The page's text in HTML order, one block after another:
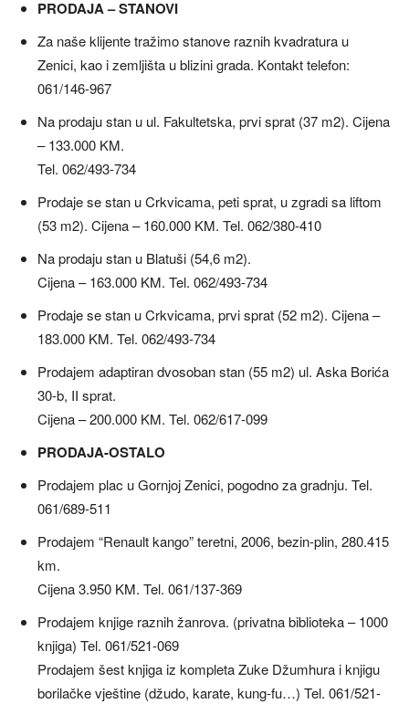
PRODAJA – STANOVI
Za naše klijente tražimo stanove raznih kvadratura u
Zenici, kao i zemljišta u blizini grada. Kontakt telefon:
061/146-967
Na prodaju stan u ul. Fakultetska, prvi sprat (37 m2). Cijena
– 133.000 KM.
Tel. 062/493-734
Prodaje se stan u Crkvicama, peti sprat, u zgradi sa liftom
(53 m2). Cijena – 160.000 KM. Tel. 062/380-410
Na prodaju stan u Blatuši (54,6 m2).
Cijena – 163.000 KM. Tel. 062/493-734
Prodaje se stan u Crkvicama, prvi sprat (52 m2). Cijena –
183.000 KM. Tel. 062/493-734
Prodajem adaptiran dvosoban stan (55 m2) ul. Aska Borića
30-b, II sprat.
Cijena – 200.000 KM. Tel. 062/617-099
PRODAJA-OSTALO
Prodajem plac u Gornjoj Zenici, pogodno za gradnju. Tel.
061/689-511
Prodajem “Renault kango” teretni, 2006, bezin-plin, 280.415
km.
Cijena 3.950 KM. Tel. 061/137-369
Prodajem knjige raznih žanrova. (privatna biblioteka – 1000
knjiga) Tel. 061/521-069
Prodajem šest knjiga iz kompleta Zuke Džumhura i knjigu
borilačke vještine (džudo, karate, kung-fu…) Tel. 061/521-